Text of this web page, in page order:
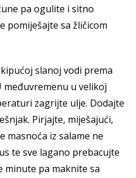
pa ogulite i sitno
pomiješajte sa žličicom
slanoj vodi prema
u velikoj
zagrijte ulje. Dodajte
Pirjajte, miješajući,
masnoća iz salame ne
te sve lagano prebacujte
minute pa maknite sa